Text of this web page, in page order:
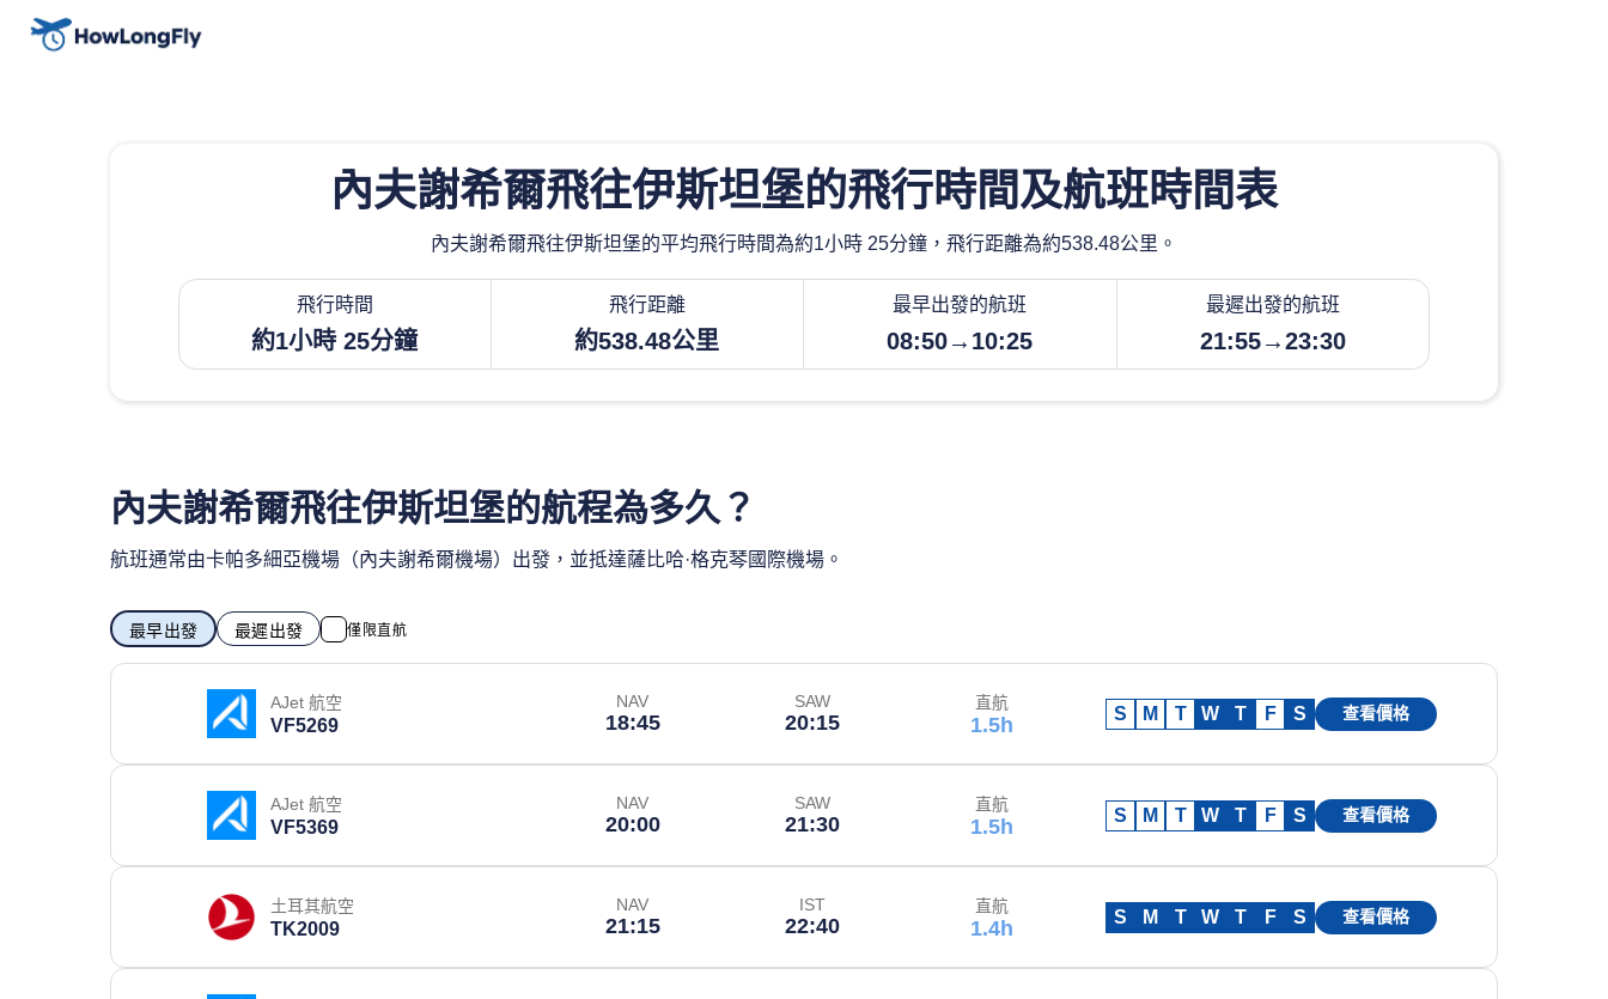
內夫謝希爾飛往伊斯坦堡的飛行時間及航班時間表
內夫謝希爾飛往伊斯坦堡的平均飛行時間為約1小時 25分鐘，飛行距離為約538.48公里。
飛行時間
約1小時 25分鐘
飛行距離
約538.48公里
最早出發的航班
08:50→10:25
最遲出發的航班
21:55→23:30
內夫謝希爾飛往伊斯坦堡的航程為多久？
航班通常由卡帕多細亞機場（內夫謝希爾機場）出發，並抵達薩比哈·格克琴國際機場。
最早出發 最遲出發 僅限直航
AJet 航空
VF5269
NAV
18:45
SAW
20:15
直航
1.5h S M T W T F S 查看價格
AJet 航空
VF5369
NAV
20:00
SAW
21:30
直航
1.5h S M T W T F S 查看價格
土耳其航空
TK2009
NAV
21:15
IST
22:40
直航
1.4h S M T W T F S 查看價格